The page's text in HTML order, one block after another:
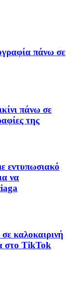
πάνω σε
πάνω σε
της
εντυπωσιακό
να
καλοκαιρινή
στο TikTok